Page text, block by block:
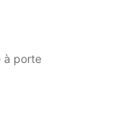
à porte